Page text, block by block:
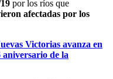
por los ríos que
afectadas por los
Victorias avanza en
aniversario de la